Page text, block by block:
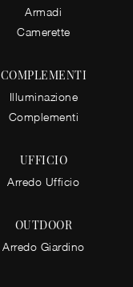
Armadi
Camerette
COMPLEMENTI
Illuminazione
Complementi
UFFICIO
Arredo Ufficio
OUTDOOR
Arredo Giardino